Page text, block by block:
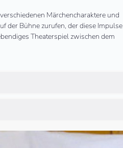
Märchencharaktere und
der Bühne zurufen, der diese Impulse
Theaterspiel zwischen dem